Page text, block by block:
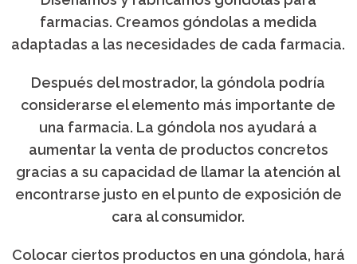
farmacias. Creamos góndolas a medida
adaptadas a las necesidades de cada farmacia.
Después del mostrador, la góndola podría
considerarse el elemento más importante de
una farmacia. La góndola nos ayudará a
aumentar la venta de productos concretos
gracias a su capacidad de llamar la atención al
encontrarse justo en el punto de exposición de
cara al consumidor.
Colocar ciertos productos en una góndola, hará